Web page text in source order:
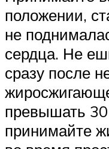
положении,
не
сердца. Не
сразу после
превышать
принимайте